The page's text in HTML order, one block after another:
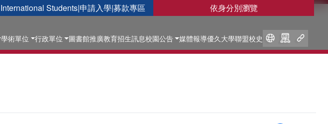
International Students|申請入學|募款專區 依身分別瀏覽
學術單位 行政單位 圖書館推廣教育招生訊息校園公告 媒體報導優久大學聯盟校史